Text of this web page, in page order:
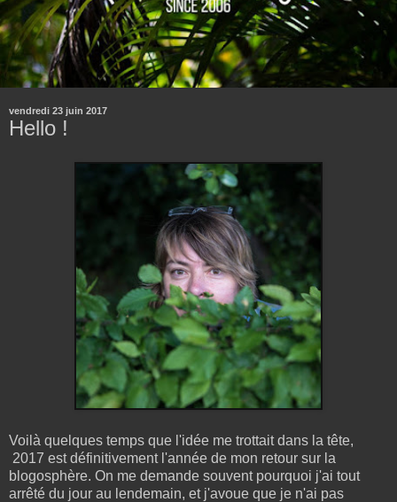
vendredi 23 juin 2017
Hello !
Voilà quelques temps que l'idée me trottait dans la tête,
2017 est définitivement l'année de mon retour sur la
blogosphère. On me demande souvent pourquoi j'ai tout
arrêté du jour au lendemain, et j'avoue que je n'ai pas